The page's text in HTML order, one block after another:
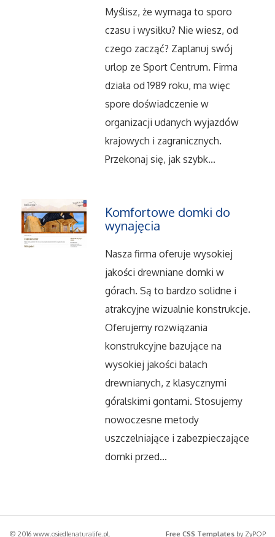
Kosmetyki
Leczenie
Salony Kosmetyczne
Sprzęt Medyczny
Strony Internetowe
Kontakt
Myślisz, że wymaga to sporo
czasu i wysiłku? Nie wiesz, od
czego zacząć? Zaplanuj swój
urlop ze Sport Centrum. Firma
działa od 1989 roku, ma więc
spore doświadczenie w
organizacji udanych wyjazdów
krajowych i zagranicznych.
Przekonaj się, jak szybk...
Komfortowe domki do
wynajęcia
Nasza firma oferuje wysokiej
jakości drewniane domki w
górach. Są to bardzo solidne i
atrakcyjne wizualnie konstrukcje.
Oferujemy rozwiązania
konstrukcyjne bazujące na
wysokiej jakości balach
drewnianych, z klasycznymi
góralskimi gontami. Stosujemy
nowoczesne metody
uszczelniające i zabezpieczające
domki przed...
© 2016 www.osiedlenaturalife.pl. Free CSS Templates by ZyPOP